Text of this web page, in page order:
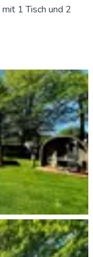
1 Tisch und 2